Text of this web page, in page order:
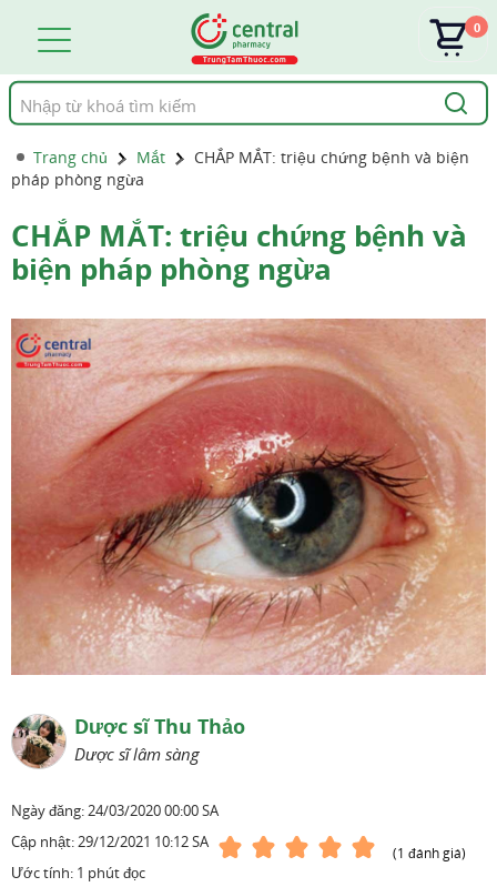
Tìm
kiếm
0
Trang chủ Mắt
CHẮP MẮT: triệu chứng bệnh và biện
pháp phòng ngừa
CHẮP MẮT: triệu chứng bệnh và
biện pháp phòng ngừa
Dược sĩ Thu Thảo
Dược sĩ lâm sàng
Ngày đăng:24/03/2020 00:00 SA
Cập nhật:29/12/2021 10:12 SA
Ước tính: 1 phút đọc
(1 đánh giá)